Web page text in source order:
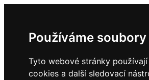
Používáme
Tyto webové stránky
cookies a další sledovací